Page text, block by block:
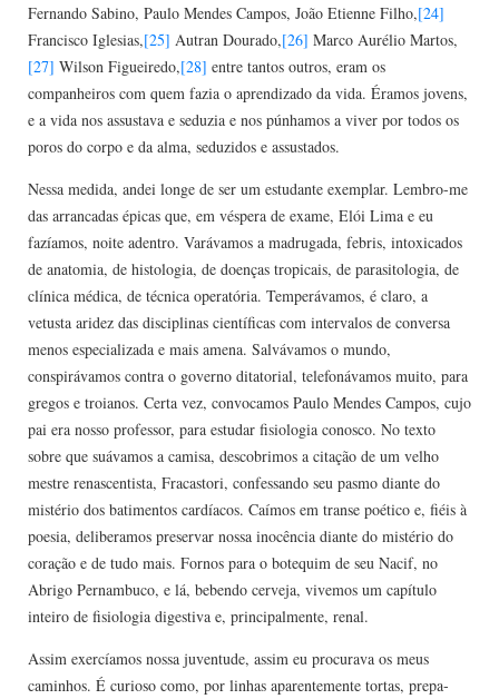
Fernando Sabino, Paulo Mendes Campos, João Etienne Filho,[24]
Francisco Iglesias,[25] Autran Dourado,[26] Marco Aurélio Martos,
[27] Wilson Figueiredo,[28] entre tantos outros, eram os
companheiros com quem fazia o aprendizado da vida. Éramos jovens,
e a vida nos assustava e seduzia e nos púnhamos a viver por todos os
poros do corpo e da alma, seduzidos e assustados.
Nessa medida, andei longe de ser um estudante exemplar. Lembro-me
das arrancadas épicas que, em véspera de exame, Elói Lima e eu
fazíamos, noite adentro. Varávamos a madrugada, febris, intoxicados
de anatomia, de histologia, de doenças tropicais, de parasitologia, de
clínica médica, de técnica operatória. Temperá­vamos, é claro, a
vetusta aridez das disciplinas científicas com intervalos de conversa
menos especializada e mais amena. Salvávamos o mundo,
conspirávamos contra o governo ditatorial, telefonávamos muito, para
gregos e troianos. Certa vez, convo­camos Paulo Mendes Campos, cujo
pai era nosso professor, para estudar fisiologia conosco. No texto
sobre que suávamos a camisa, descobrimos a citação de um velho
mestre renascentista, Fracastori, confessando seu pasmo diante do
mistério dos batimentos cardíacos. Caímos em transe poético e, fiéis à
poesia, deliberamos preservar nossa inocência diante do mistério do
coração e de tudo mais. Fornos para o botequim de seu Nacif, no
Abrigo Pernambuco, e lá, bebendo cerveja, vivemos um capítulo
inteiro de fisiologia digestiva e, principalmente, renal.
Assim exercíamos nossa juventude, assim eu procurava os meus
caminhos. É curioso como, por linhas aparentemente tortas, prepa­